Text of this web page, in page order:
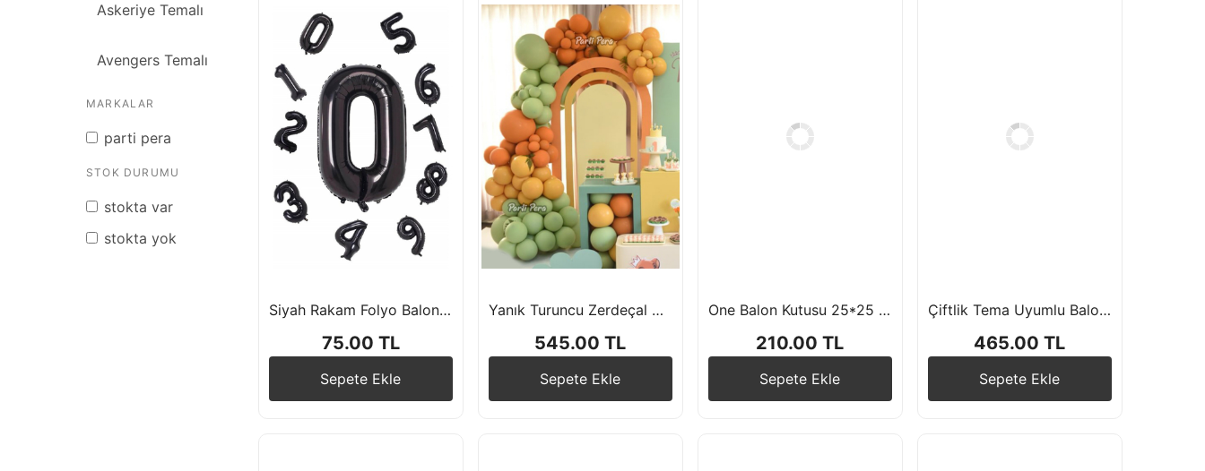
Askeriye Temalı
Avengers Temalı
Ayı Temalı
Basketbol Temalı
MARKALAR
parti pera
STOK DURUMU
stokta var
stokta yok
Siyah Rakam Folyo Balon 76 cm
75.00 TL
Sepete Ekle
Yanık Turuncu Zerdeçal Retro Kış Yeşili Balon Zincir Seti
545.00 TL
Sepete Ekle
One Balon Kutusu 25*25 cm
210.00 TL
Sepete Ekle
Çiftlik Tema Uyumlu Balon Zincir Seti
465.00 TL
Sepete Ekle